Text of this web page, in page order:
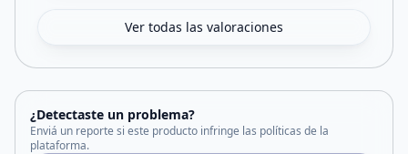
Ver todas las valoraciones
¿Detectaste un problema?
Enviá un reporte si este producto infringe las políticas de la
plataforma.